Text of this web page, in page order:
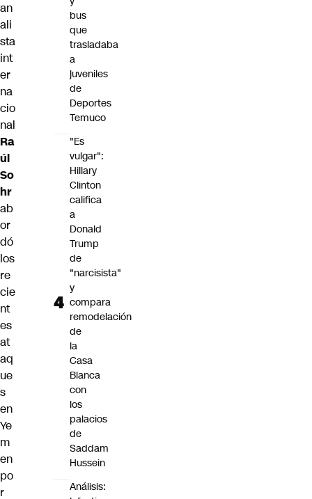
an
ali
sta
int
er
na
cio
nal
Ra
úl
So
hr
ab
or
dó
los
re
cie
nt
es
at
aq
ue
s
en
Ye
m
en
po
r
bus
que
trasladaba
a
juveniles
de
Deportes
Temuco
"Es
vulgar":
Hillary
Clinton
califica
a
Donald
Trump
de
"narcisista"
y
compara
remodelación
de
la
Casa
Blanca
con
los
palacios
de
Saddam
Hussein
Análisis: